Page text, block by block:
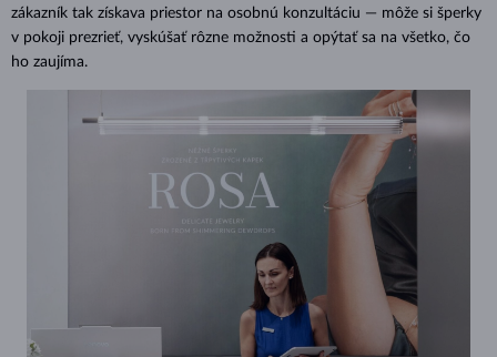
zákazník tak získava priestor na osobnú konzultáciu — môže si šperky
v pokoji prezrieť, vyskúšať rôzne možnosti a opýtať sa na všetko, čo
ho zaujíma.